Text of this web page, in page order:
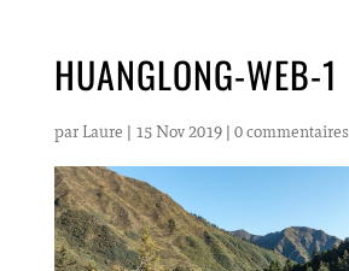
HUANGLONG-WEB-1
par Laure | 15 Nov 2019| 0 commentaires